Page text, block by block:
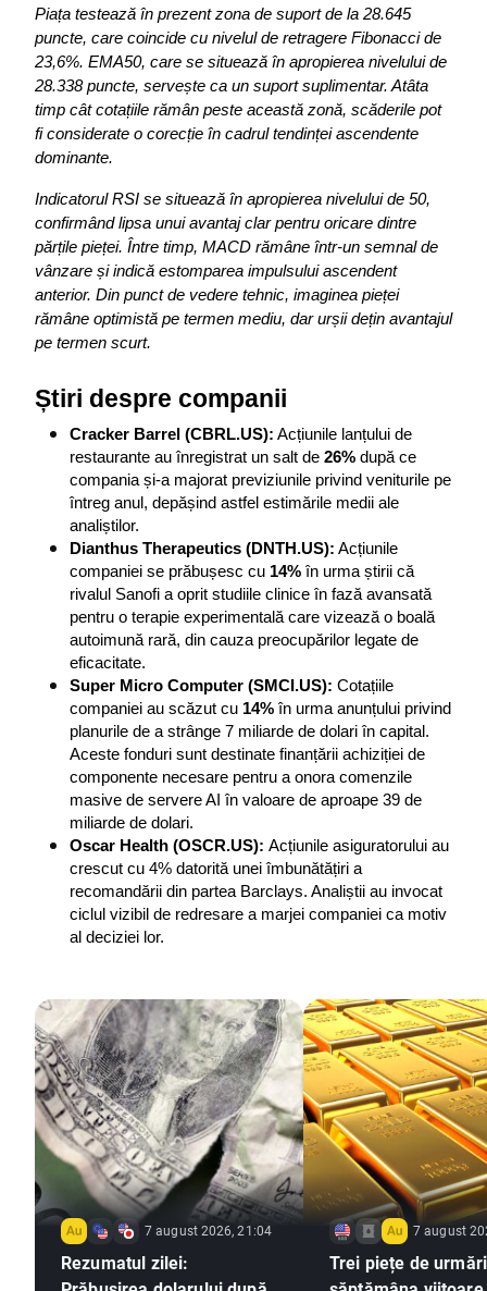
Piața testează în prezent zona de suport de la 28.645
puncte, care coincide cu nivelul de retragere Fibonacci de
23,6%. EMA50, care se situează în apropierea nivelului de
28.338 puncte, servește ca un suport suplimentar. Atâta
timp cât cotațiile rămân peste această zonă, scăderile pot
fi considerate o corecție în cadrul tendinței ascendente
dominante.
Indicatorul RSI se situează în apropierea nivelului de 50,
confirmând lipsa unui avantaj clar pentru oricare dintre
părțile pieței. Între timp, MACD rămâne într-un semnal de
vânzare și indică estomparea impulsului ascendent
anterior. Din punct de vedere tehnic, imaginea pieței
rămâne optimistă pe termen mediu, dar urșii dețin avantajul
pe termen scurt.
Știri despre companii
Cracker Barrel (CBRL.US): Acțiunile lanțului de
restaurante au înregistrat un salt de 26% după ce
compania și-a majorat previziunile privind veniturile pe
întreg anul, depășind astfel estimările medii ale
analiștilor.
Dianthus Therapeutics (DNTH.US): Acțiunile
companiei se prăbușesc cu 14% în urma știrii că
rivalul Sanofi a oprit studiile clinice în fază avansată
pentru o terapie experimentală care vizează o boală
autoimună rară, din cauza preocupărilor legate de
eficacitate.
Super Micro Computer (SMCI.US): Cotațiile
companiei au scăzut cu 14% în urma anunțului privind
planurile de a strânge 7 miliarde de dolari în capital.
Aceste fonduri sunt destinate finanțării achiziției de
componente necesare pentru a onora comenzile
masive de servere AI în valoare de aproape 39 de
miliarde de dolari.
Oscar Health (OSCR.US): Acțiunile asiguratorului au
crescut cu 4% datorită unei îmbunătățiri a
recomandării din partea Barclays. Analiștii au invocat
ciclul vizibil de redresare a marjei companiei ca motiv
al deciziei lor.
7 august 2026, 21:04
Rezumatul zilei:
7 august
Trei piețe de